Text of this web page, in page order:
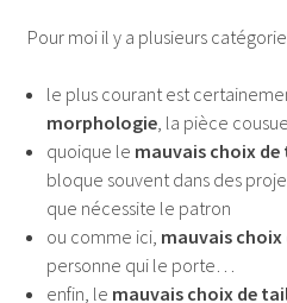
Pour moi il y a plusieurs
le plus courant est
morphologie, la pièce
quoique le mauvais choix
bloque souvent dans des
que nécessite le patron
ou comme ici, mauvais choix
personne qui le porte…
enfin, le mauvais choix de